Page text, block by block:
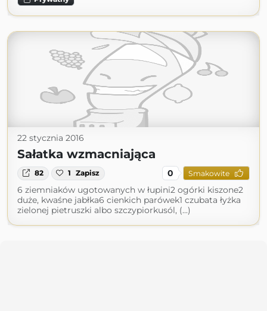
22 stycznia 2016
Sałatka wzmacniająca
82 1 Zapisz 0 Smakowite
6 ziemniaków ugotowanych w łupini2 ogórki kiszone2
duże, kwaśne jabłka6 cienkich parówek1 czubata łyżka
zielonej pietruszki albo szczypiorkusól, (...)